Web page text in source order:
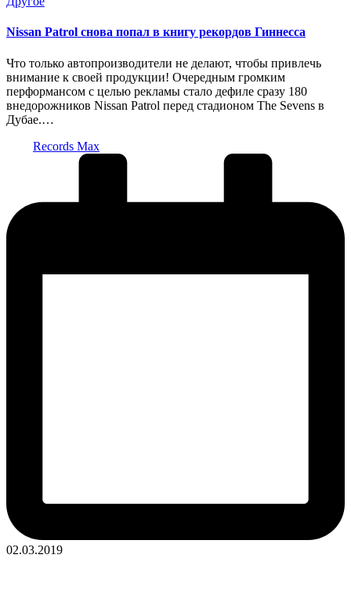
Nissan Patrol снова попал в книгу рекордов Гиннесса
Что только автопроизводители не делают, чтобы привлечь
внимание к своей продукции! Очередным громким
перформансом с целью рекламы стало дефиле сразу 180
внедорожников Nissan Patrol перед стадионом The Sevens в
Дубае.…
Records Max
02.03.2019